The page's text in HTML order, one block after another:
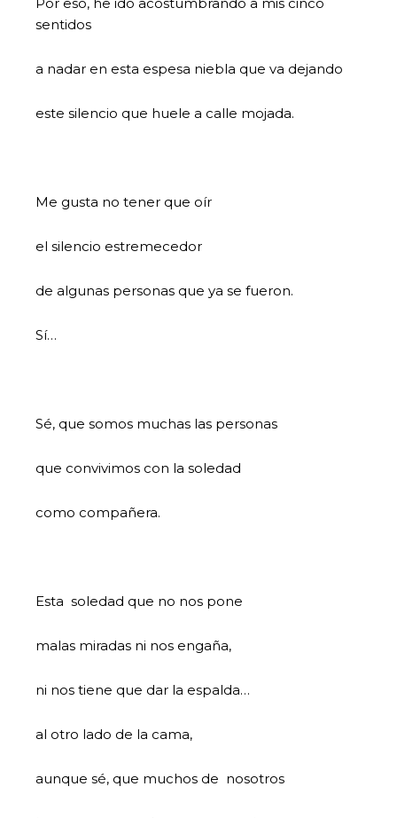
sentidos
a nadar en esta espesa niebla que va dejando
este silencio que huele a calle mojada.
Me gusta no tener que oír
el silencio estremecedor
de algunas personas que ya se fueron.
Sí…
Sé, que somos muchas las personas
que convivimos con la soledad
como compañera.
Esta soledad que no nos pone
malas miradas ni nos engaña,
ni nos tiene que dar la espalda…
al otro lado de la cama,
aunque sé, que muchos de nosotros